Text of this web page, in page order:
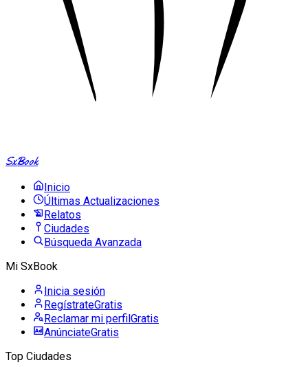
SxBook
Inicio
Últimas Actualizaciones
Relatos
Ciudades
Búsqueda Avanzada
Mi SxBook
Inicia sesión
RegístrateGratis
Reclamar mi perfilGratis
AnúnciateGratis
Top Ciudades